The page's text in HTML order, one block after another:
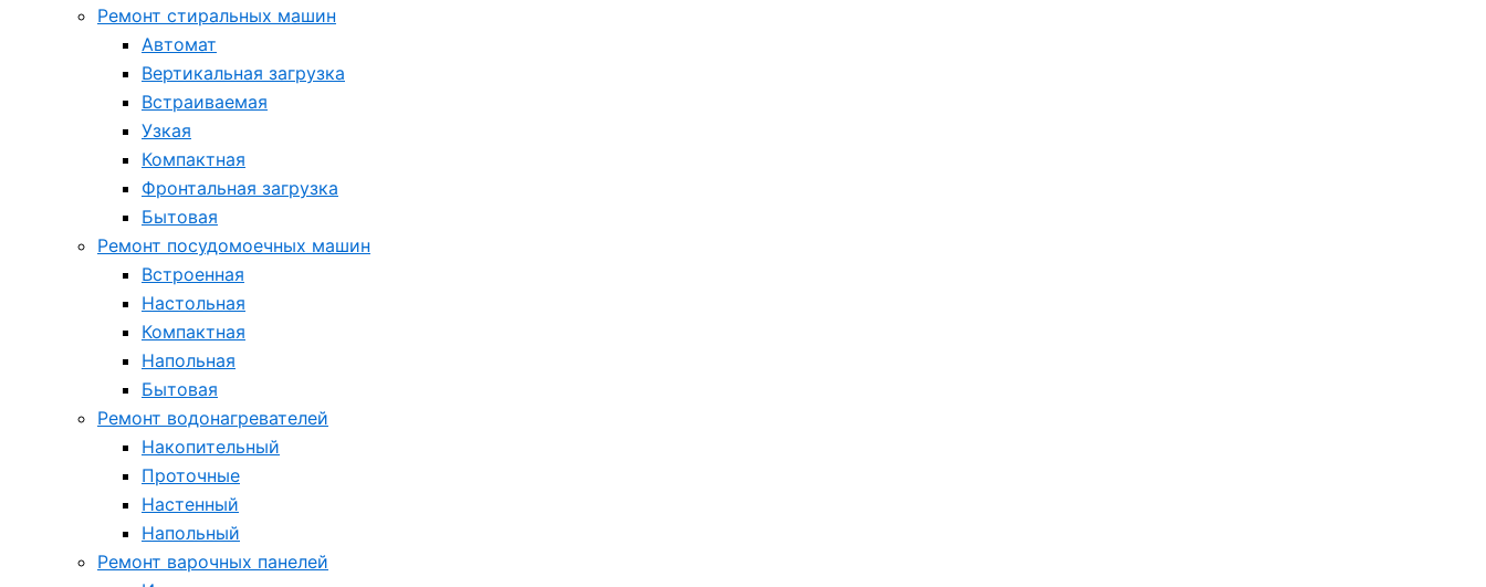
Ремонт стиральных машин
Автомат
Вертикальная загрузка
Встраиваемая
Узкая
Компактная
Фронтальная загрузка
Бытовая
Ремонт посудомоечных машин
Встроенная
Настольная
Компактная
Напольная
Бытовая
Ремонт водонагревателей
Накопительный
Проточные
Настенный
Напольный
Ремонт варочных панелей